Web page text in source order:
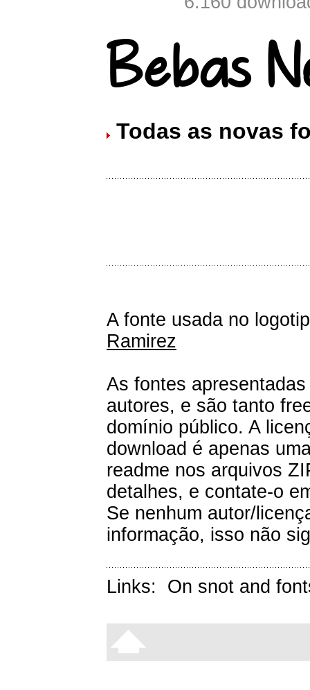
Todas as novas
A fonte usada no
Ramirez
As fontes
autores, e são tanto
domínio público. A
download é apenas
readme nos arquivos
detalhes, e contate-o
Se nenhum autor/
informação, isso não
Links: On snot and